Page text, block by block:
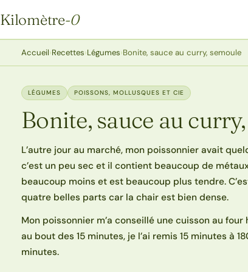
Kilomètre-0
Kilomètre-0
Accueil›Recettes›Légumes›Bonite, sauce au curry, semoule
LÉGUMES POISSONS, MOLLUSQUES ET CIE
Bonite, sauce au
L’autre jour au marché, mon poissonnier avait
c’est un peu sec et il contient beaucoup de
beaucoup moins et est beaucoup plus tendre.
quatre belles parts car la chair est bien dense.
Mon poissonnier m’a conseillé une cuisson au four
au bout des 15 minutes, je l’ai remis 15 minutes à
minutes.